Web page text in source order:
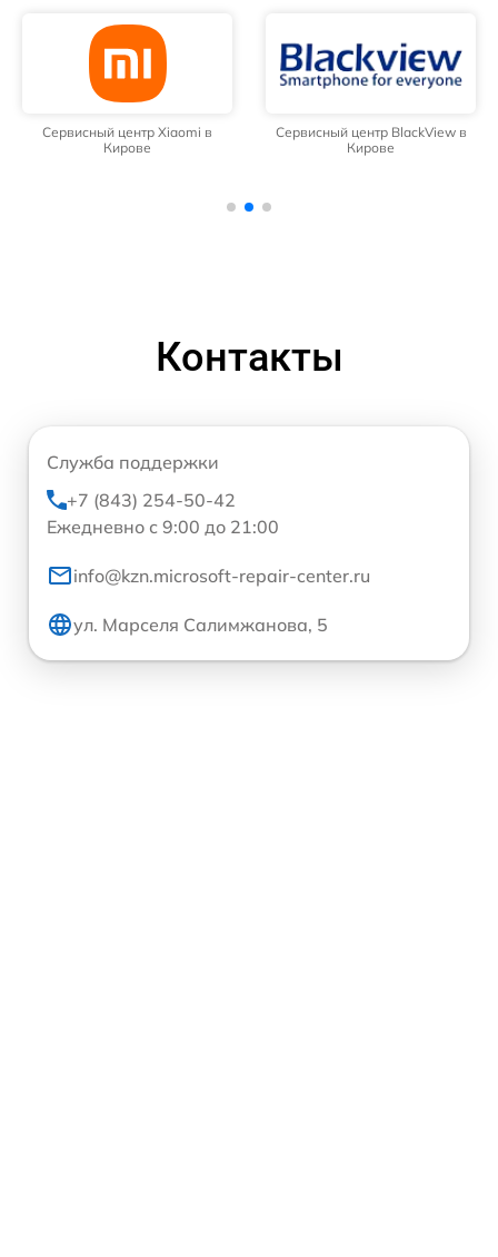
Сервисный центр Xiaomi в
Кирове
Сервисный центр BlackView в
Кирове
Контакты
Служба поддержки
+7 (843) 254-50-42
Ежедневно с 9:00 до 21:00
info@kzn.microsoft-repair-center.ru
ул. Марселя Салимжанова, 5